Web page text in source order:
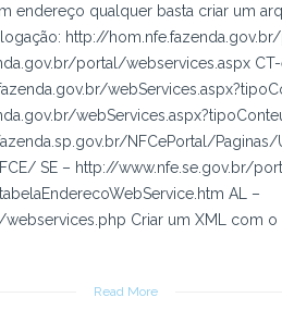
endereço qualquer basta criar um
http://
portal/webservices.aspx CT-
NFCePortal/Paginas/
SE – http://www.nfe.se.gov.br/
AL –
Criar um XML com o
Read More